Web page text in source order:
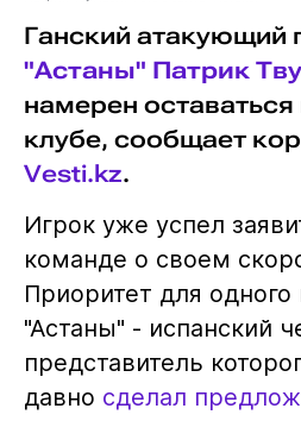
Ганский атакующий
"Астаны" Патрик
намерен
клубе, сообщает
Vesti.kz.
Игрок уже успел
команде о своем
Приоритет для одного
"Астаны" - испанский
представитель
давно сделал